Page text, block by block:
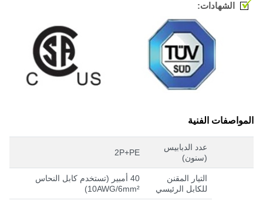
الشهادات:
المواصفات الفنية
عدد الدبابيس
(سنون)
2P+PE
التيار المقنن
للكابل الرئيسي
40 أمبير (تستخدم كابل النحاس
10AWG/6mm²
)